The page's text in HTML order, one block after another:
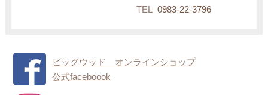
TEL
0983-22-3796
ビッグウッド オンラインショップ
公式faceboook